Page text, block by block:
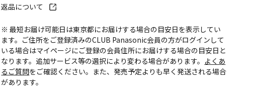
返品について
※ 最短お届け可能日は東京都にお届けする場合の目安日を表示してい
ます。ご住所をご登録済みのCLUB Panasonic会員の方がログインして
いる場合はマイページにご登録の会員住所にお届けする場合の目安日と
なります。追加サービス等の選択により変わる場合があります。 よくあ
るご質問をご確認ください。また、発売予定よりも早く発送される場合
があります。